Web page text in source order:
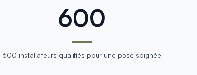
600
600 installateurs qualifiés pour une pose soignée